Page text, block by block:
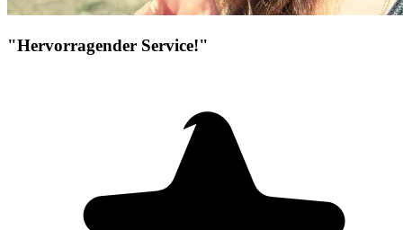
"Hervorragender Service!"